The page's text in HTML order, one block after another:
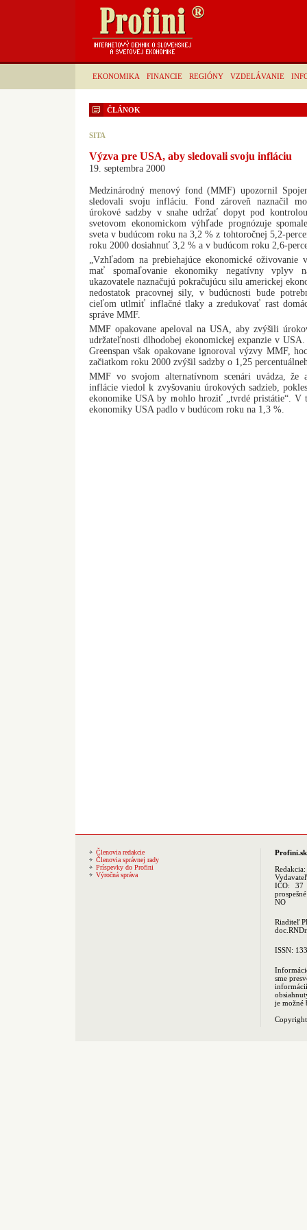
EKONOMIKA FINANCIE REGIÓNY VZDELÁVANIE
ČLÁNOK
SITA
Výzva pre USA, aby sledovali svoju infláciu
19. septembra 2000
Medzinárodný menový fond (MMF) upozornil
sledovali svoju infláciu. Fond zároveň naznačil
úrokové sadzby v snahe udržať dopyt pod
svetovom ekonomickom výhľade prognózuje
sveta v budúcom roku na 3,2 % z tohtoročnej 5,2-
roku 2000 dosiahnuť 3,2 % a v budúcom roku 2,6-
„Vzhľadom na prebiehajúce ekonomické oživovanie
mať spomaľovanie ekonomiky negatívny vplyv
ukazovatele naznačujú pokračujúcu silu americkej
nedostatok pracovnej sily, v budúcnosti bude
cieľom utlmiť inflačné tlaky a zredukovať rast
správe MMF.
MMF opakovane apeloval na USA, aby zvýšili
udržateľnosti dlhodobej ekonomickej expanzie v USA.
Greenspan však opakovane ignoroval výzvy MMF,
začiatkom roku 2000 zvýšil sadzby o 1,25
MMF vo svojom alternatívnom scenári uvádza, že
inflácie viedol k zvyšovaniu úrokových sadzieb,
ekonomike USA by mohlo hroziť „tvrdé pristátie“. V
ekonomiky USA padlo v budúcom roku na 1,3 %.
Členovia redakcie
Členovia správnej rady
Príspevky do Profini
Výročná správa
Profini.sk
Redakcia:
IČO: 37
NO
Riaditeľ
ISSN:
sme
je možné